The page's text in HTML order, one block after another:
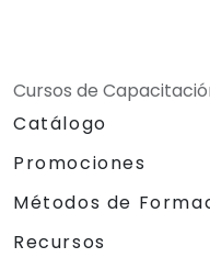
Cursos de
Catálogo
Promociones
Métodos de
Recursos